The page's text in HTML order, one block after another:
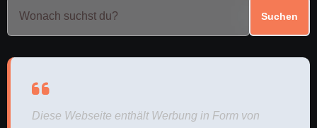
Suchen
Diese Webseite enthält Werbung in Form von